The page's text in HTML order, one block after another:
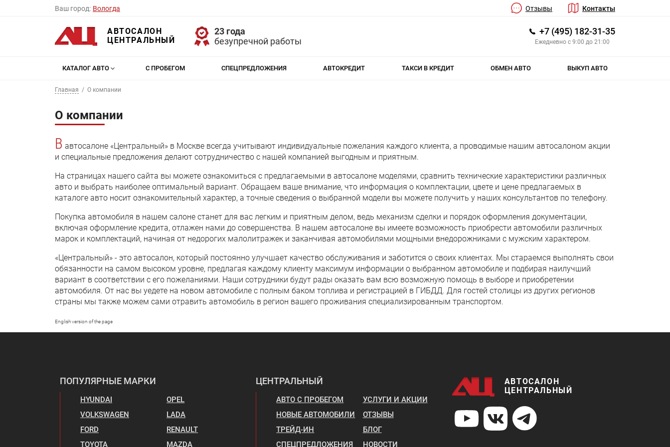
Ваш город: Вологда Отзывы Контакты
АВТОСАЛОН
ЦЕНТРАЛЬНЫЙ
23 года
безупречной работы
+7 (495) 182-31-35
Ежедневно с 9:00 до 21:00
КАТАЛОГ АВТО С ПРОБЕГОМ СПЕЦПРЕДЛОЖЕНИЯ АВТОКРЕДИТ ТАКСИ В КРЕДИТ ОБМЕН АВТО ВЫКУП АВТО
Главная О компании
О компании
В автосалоне «Центральный» в Москве всегда учитывают индивидуальные пожелания каждого клиента, а проводимые нашим автосалоном акции
и специальные предложения делают сотрудничество с нашей компанией выгодным и приятным.
На страницах нашего сайта вы можете ознакомиться с предлагаемыми в автосалоне моделями, сравнить технические характеристики различных
авто и выбрать наиболее оптимальный вариант. Обращаем ваше внимание, что информация о комплектации, цвете и цене предлагаемых в
каталоге авто носит ознакомительный характер, а точные сведения о выбранной модели вы можете получить у наших консультантов по телефону.
Покупка автомобиля в нашем салоне станет для вас легким и приятным делом, ведь механизм сделки и порядок оформления документации,
включая оформление кредита, отлажен нами до совершенства. В нашем автосалоне вы имеете возможность приобрести автомобили различных
марок и комплектаций, начиная от недорогих малолитражек и заканчивая автомобилями мощными внедорожниками с мужским характером.
«Центральный» - это автосалон, который постоянно улучшает качество обслуживания и заботится о своих клиентах. Мы стараемся выполнять свои
обязанности на самом высоком уровне, предлагая каждому клиенту максимум информации о выбранном автомобиле и подбирая наилучший
вариант в соответствии с его пожеланиями. Наши сотрудники будут рады оказать вам всю возможную помощь в выборе и приобретении
автомобиля. От нас вы уедете на новом автомобиле с полным баком топлива и регистрацией в ГИБДД. Для гостей столицы из других регионов
страны мы также можем сами отравить автомобиль в регион вашего проживания специализированным транспортом.
English version of the page
ПОПУЛЯРНЫЕ МАРКИ
HYUNDAI
VOLKSWAGEN
FORD
TOYOTA
OPEL
LADA
RENAULT
MAZDA
ЦЕНТРАЛЬНЫЙ
АВТО С ПРОБЕГОМ
НОВЫЕ АВТОМОБИЛИ
ТРЕЙД-ИН
СПЕЦПРЕДЛОЖЕНИЯ
УСЛУГИ И АКЦИИ
ОТЗЫВЫ
БЛОГ
НОВОСТИ
АВТОСАЛОН
ЦЕНТРАЛЬНЫЙ